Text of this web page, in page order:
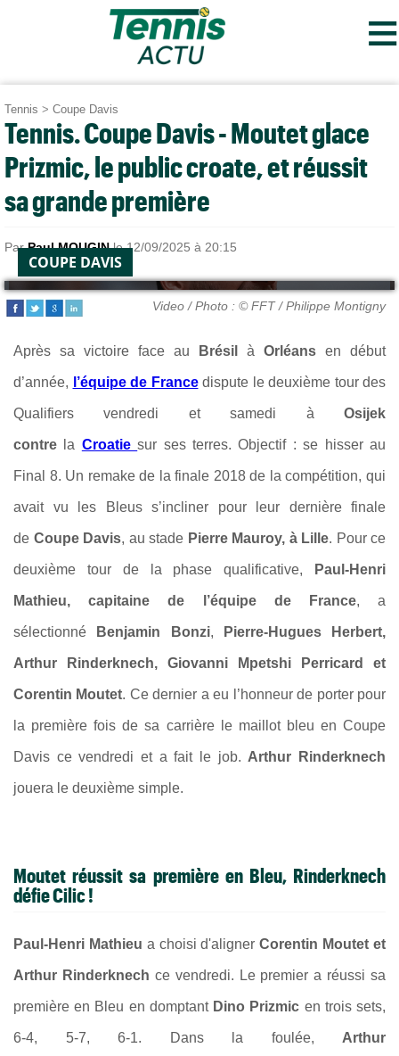
≡
Tennis > Coupe Davis
Tennis. Coupe Davis - Moutet glace
Prizmic, le public croate, et réussit
sa grande première
ParPaul MOUGINle 12/09/2025 à 20:15
COUPE DAVIS
Video / Photo : © FFT / Philippe Montigny
Après sa victoire face au Brésil à Orléans en début
d’année, l’équipe de Francedispute le deuxième tour des
Qualifiers vendredi et samedi à Osijek
contre la Croatiesur ses terres. Objectif : se hisser au
Final 8. Un remake de la finale 2018 de la compétition, qui
avait vu les Bleus s’incliner pour leur dernière finale
de Coupe Davis, au stade Pierre Mauroy, à Lille. Pour ce
deuxième tour de la phase qualificative, Paul-Henri
Mathieu, capitaine de l’équipe de France, a
sélectionné Benjamin Bonzi, Pierre-Hugues Herbert,
Arthur Rinderknech, Giovanni Mpetshi Perricard et
Corentin Moutet. Ce dernier a eu l’honneur de porter pour
la première fois de sa carrière le maillot bleu en Coupe
Davis ce vendredi et a fait le job. Arthur Rinderknech
jouera le deuxième simple.
Moutet réussit sa première en Bleu, Rinderknech
défie Cilic !
Paul-Henri Mathieu a choisi d'alignerCorentin Moutet et
Arthur Rinderknech ce vendredi. Le premier a réussi sa
première en Bleu en domptant Dino Prizmic en trois sets,
6-4, 5-7, 6-1. Dans la foulée, Arthur